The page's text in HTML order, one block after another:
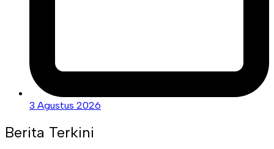
3 Agustus 2026
Berita Terkini